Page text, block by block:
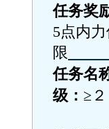
任务奖
5点内
限
任务名
级： ≥